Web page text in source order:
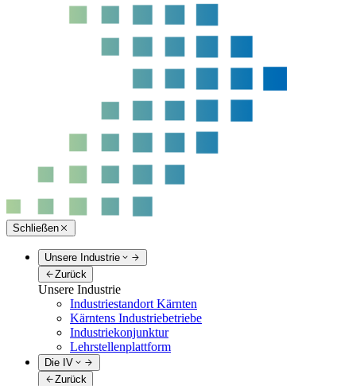
Schließen
Unsere Industrie
Zurück
Unsere Industrie
Industriestandort Kärnten
Kärntens Industriebetriebe
Industriekonjunktur
Lehrstellenplattform
Die IV
Zurück